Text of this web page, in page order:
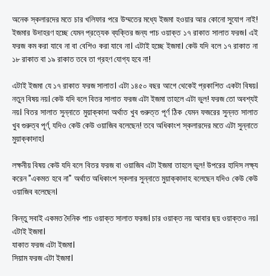
অনেক স্কলারদের মতে চার খলিফার পরে উম্মতের মধ্যে ইজমা হওয়ার আর কোনো সুযোগ নাই!
ইজমার উদাহরণ হচ্ছে যেমন প্রত্যেক ব্যক্তির জন্য পাচ ওয়াক্ত ১৭ রাকাত সালাত ফরজ। এই
ফরজ কম করা যাবে না বা বেশিও করা যাবে না। এটাই হচ্ছে ইজমা। কেউ যদি বলে ১৭ রাকাত না
১৮ রাকাত বা ১৯ রাকাত তবে তা গ্রহণ যোগ্য হবে না!
এটাই ইজমা যে ১৭ রাকাত ফরজ সালাত। এটা ১৪৫০ বছর আগে থেকেই প্রকাশিত একটা বিষয়।
নতুন বিষয় নয়। কেউ যদি বলে বিতর সালাত ফরজ এটা ইজমা তাহলে এটা ভুল! ফরজ তো অবশ্যই
নয়। বিতর সালাত সুন্নাতে মুয়াক্কাদা অর্থাত খুব গুরুত্ত পূর্ণ ঠিক যেমন ফজরের সুন্নত সালাত
খুব গুরুত্ব পূর্ণ, যদিও কেউ কেউ ওয়াজিব বলেছেন! তবে অধিকাংশ স্কলারদের মতে এটা সুন্নাতে
মুয়াক্কাদাহ।
লক্ষনীয় বিষয় কেউ যদি বলে বিতর ফরজ বা ওয়াজিব এটা ইজমা তাহলে ভুল! উপরের হাদিস লক্ষ্য
করেন ”একমত হবে না” অর্থাত অধিকাংশ স্কলার সুন্নাতে মুয়াক্কাদাহ বলেছেন যদিও কেউ কেউ
ওয়াজিব বলেছেন।
কিন্তু সবাই একমত দৈনিক পাচ ওয়াক্ত সালাত ফরজ। চার ওয়াক্ত নয় আবার ছয় ওয়াক্তও নয়।
এটাই ইজমা।
যাকাত ফরজ এটা ইজমা।
সিয়াম ফরজ এটা ইজমা।